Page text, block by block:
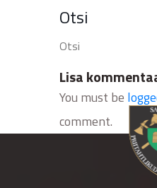
Otsi
Lisa
You must be
comment.